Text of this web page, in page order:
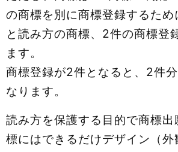
の商標を別に商標登録するた
と読み方の商標、2件の商標登
ます。
商標登録が2件となると、2件
なります。
読み方を保護する目的で商標
標にはできるだけデザイン（外